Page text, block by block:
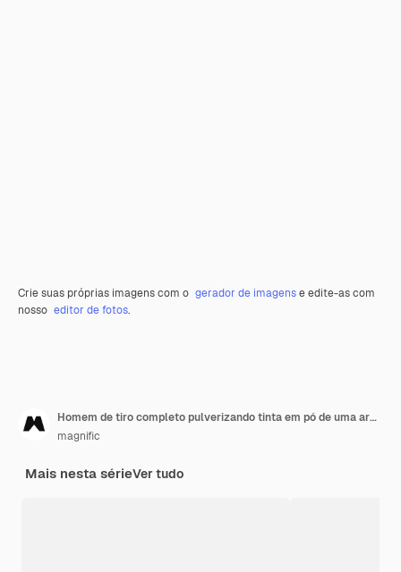
Crie suas próprias imagens com o gerador de imagense edite-as com
nosso editor de fotos.
Homem de tiro completo pulverizando tinta em pó de uma arma
magnific
Mais nesta sérieVer tudo